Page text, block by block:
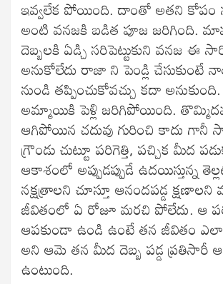
ఇవ్వలేక పోయింది. దాంతో అతని
అంటి వనజకి బడిత పూజ జరిగింది.
దెబ్బలకి ఏడ్చి సరిపెట్టుకుని వనజ ఈ
అనుకోలేదు రాజా ని పెండ్లి చేసుకుంటే
నుండి తప్పించుకోవచ్చు కదా
అమ్మాయికి పెళ్లి జరిగిపోయింది.
ఆగిపోయిన చదువు గురించి కాదు గానీ
గ్రౌండు చుట్టూ పరిగెత్తి, పచ్చిక మీద
ఆకాశంలో అప్పుడప్పుడే ఉదయిస్తున్న
నక్షత్రాలని చూస్తూ ఆనందపడ్డ
జీవితంలో ఏ రోజూ మరచి పోలేదు. ఆ
ఆపకుండా ఉండి ఉంటే తన జీవితం ఎలా
అని ఆమె తన మీద దెబ్బ పడ్డ ప్రతిసారీ
ఉంటుంది.